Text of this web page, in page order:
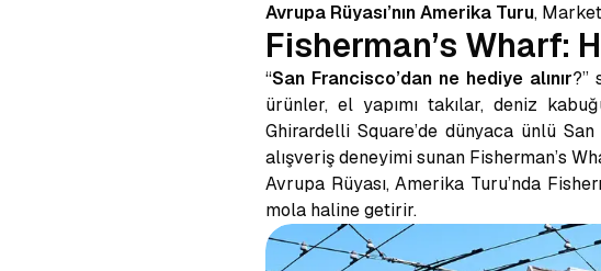
Avrupa Rüyası’nın Amerika Turu,
Fisherman’s Wharf:
“San Francisco’dan ne hediye alınır?”
ürünler, el yapımı takılar, deniz
Ghirardelli Square’de dünyaca ünlü
alışveriş deneyimi sunan Fisherman’s
Avrupa Rüyası, Amerika Turu’nda
mola haline getirir.